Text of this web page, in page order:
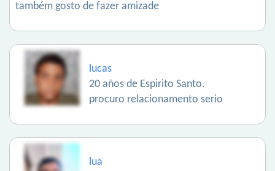
também gosto de fazer amizade
lucas
20 años de Espirito Santo.
procuro relacionamento serio
lua